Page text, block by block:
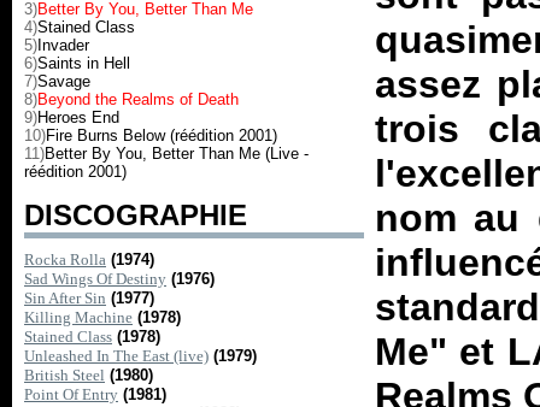
3)Better By You, Better Than Me
4)Stained Class
5) Invader
6)Saints in Hell
7)Savage
8)Beyond the Realms of Death
9)Heroes End
10)Fire Burns Below (réédition 2001)
11)Better By You, Better Than Me (Live -
réédition 2001)
DISCOGRAPHIE
Rocka Rolla (1974)
Sad Wings Of Destiny (1976)
Sin After Sin (1977)
Killing Machine (1978)
Stained Class (1978)
Unleashed In The East (live) (1979)
British Steel (1980)
Point Of Entry (1981)
assez
trois
nom au
Me" et
Realms